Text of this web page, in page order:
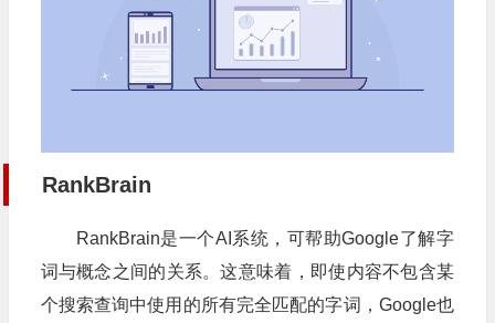
RankBrain
RankBrain是一个AI系统，可帮助Google了解字
词与概念之间的关系。这意味着，即使内容不包含某
个搜索查询中使用的所有完全匹配的字词，Google也